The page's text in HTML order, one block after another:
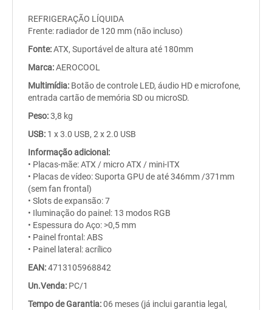
REFRIGERAÇÃO LÍQUIDA
Frente: radiador de 120 mm (não incluso)
Fonte:ATX, Suportável de altura até 180mm
Marca:AEROCOOL
Multimídia: Botão de controle LED, áudio HD e microfone,
entrada cartão de memória SD ou microSD.
Peso:3,8 kg
USB: 1 x 3.0 USB, 2 x 2.0 USB
Informação adicional:
• Placas-mãe: ATX / micro ATX / mini-ITX
• Placas de vídeo: Suporta GPU de até 346mm /371mm
(sem fan frontal)
• Slots de expansão: 7
• Iluminação do painel: 13 modos RGB
• Espessura do Aço: >0,5 mm
• Painel frontal: ABS
• Painel lateral: acrílico
EAN:4713105968842
Un.Venda: PC/1
Tempo de Garantia:06 meses (já inclui garantia legal,